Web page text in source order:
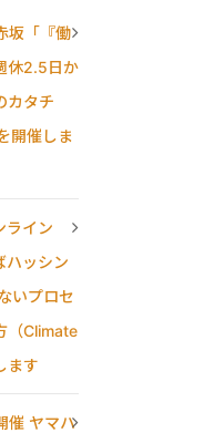
坂「『働
休2.5日か
カタチ
開催しま
ライン
ハッシン
いプロセ
（Climate
ます
催 ヤマハ